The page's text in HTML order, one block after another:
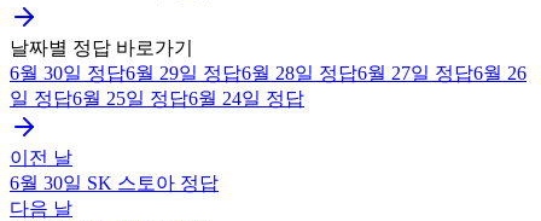
날짜별 정답 바로가기
6월 30일 정답6월 29일 정답6월 28일 정답6월 27일 정답6월 26
일 정답6월 25일 정답6월 24일 정답
이전 날
6월 30일 SK 스토아 정답
다음 날